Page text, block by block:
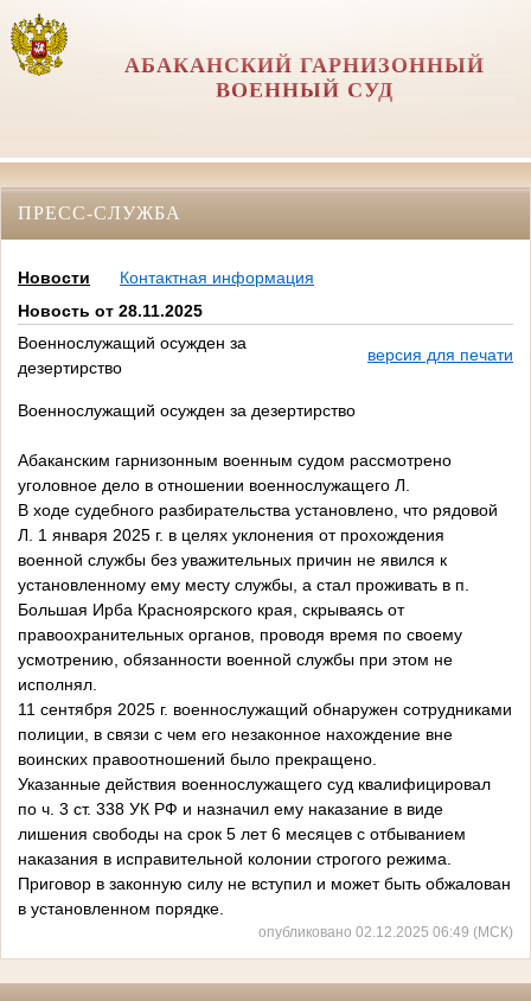
АБАКАНСКИЙ ГАРНИЗОННЫЙ
ВОЕННЫЙ СУД
ПРЕСС-СЛУЖБА
Новости
Контактная информация
Новость от 28.11.2025
Военнослужащий осужден за
дезертирство
версия для печати
Военнослужащий осужден за дезертирство
Абаканским гарнизонным военным судом рассмотрено
уголовное дело в отношении военнослужащего Л.
В ходе судебного разбирательства установлено, что рядовой
Л. 1 января 2025 г. в целях уклонения от прохождения
военной службы без уважительных причин не явился к
установленному ему месту службы, а стал проживать в п.
Большая Ирба Красноярского края, скрываясь от
правоохранительных органов, проводя время по своему
усмотрению, обязанности военной службы при этом не
исполнял.
11 сентября 2025 г. военнослужащий обнаружен сотрудниками
полиции, в связи с чем его незаконное нахождение вне
воинских правоотношений было прекращено.
Указанные действия военнослужащего суд квалифицировал
по ч. 3 ст. 338 УК РФ и назначил ему наказание в виде
лишения свободы на срок 5 лет 6 месяцев с отбыванием
наказания в исправительной колонии строгого режима.
Приговор в законную силу не вступил и может быть обжалован
в установленном порядке.
опубликовано 02.12.2025 06:49 (МСК)